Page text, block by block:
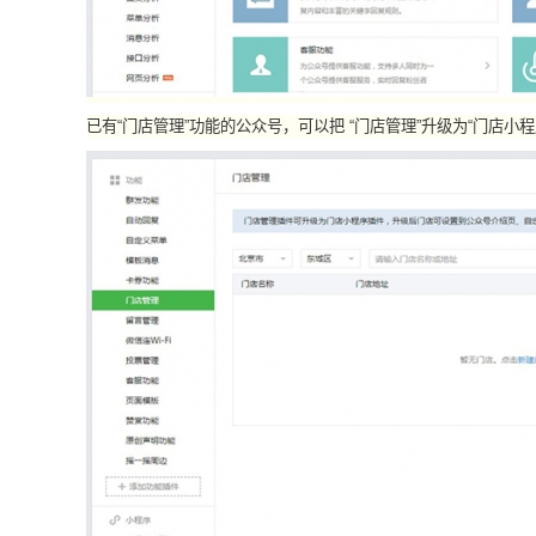
已有“门店管理”功能的公众号，可以把 “门店管理”升级为“门店小